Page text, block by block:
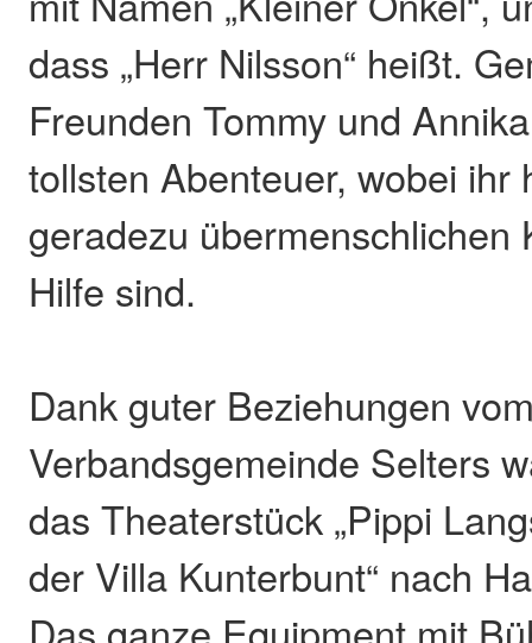
dass „Herr Nilsson“ heißt.
Freunden Tommy und
tollsten Abenteuer, wobei ihr
geradezu übermenschlichen
Hilfe sind.
Dank guter Beziehungen
Verbandsgemeinde Selters
das Theaterstück „Pippi
der Villa Kunterbunt“ nach